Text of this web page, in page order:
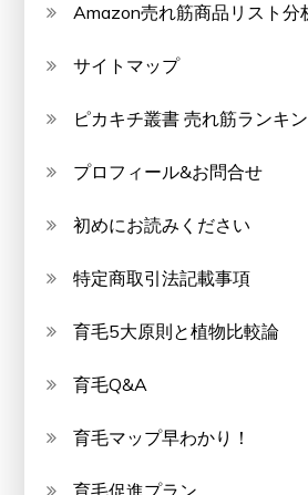
Amazon売れ筋商品リスト分
サイトマップ
ピカキチ叢書 売れ筋ランキ
プロフィール&お問合せ
初めにお読みください
特定商取引法記載事項
育毛5大原則と植物比較論
育毛Q&A
育毛マップ早わかり！